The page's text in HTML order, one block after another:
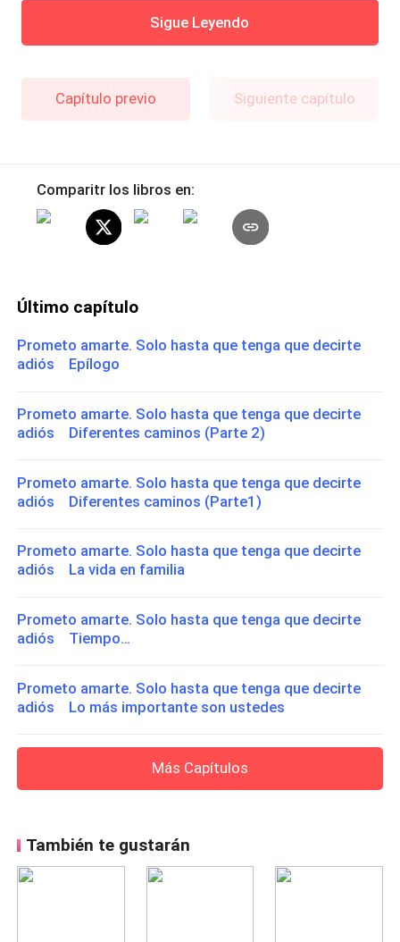
Sigue Leyendo
Capítulo previo Siguiente capítulo
Comparitr los libros en:
Último capítulo
Prometo amarte. Solo hasta que tenga que decirte
adiós Epílogo
Prometo amarte. Solo hasta que tenga que decirte
adiós Diferentes caminos (Parte 2)
Prometo amarte. Solo hasta que tenga que decirte
adiós Diferentes caminos (Parte1)
Prometo amarte. Solo hasta que tenga que decirte
adiós La vida en familia
Prometo amarte. Solo hasta que tenga que decirte
adiós Tiempo…
Prometo amarte. Solo hasta que tenga que decirte
adiós Lo más importante son ustedes
Más Capítulos
También te gustarán